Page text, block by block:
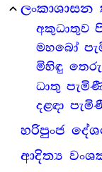
expand_less ලංකාශාසන
අකුධාතුව
මහබෝ
මිහිඳු
ධාතු
දළඳා
හරිපුංජ
ආදිත්‍ය